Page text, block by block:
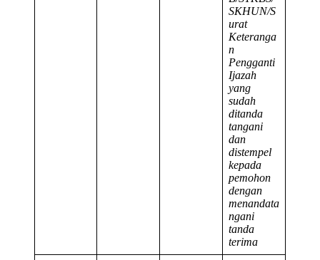
SKHUN/S
urat
Keteranga
n
Pengganti
Ijazah
yang
sudah
ditanda
tangani
dan
distempel
kepada
pemohon
dengan
menandata
ngani
tanda
terima